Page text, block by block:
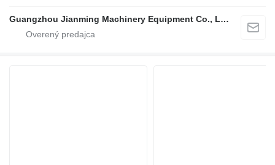
Guangzhou Jianming Machinery Equipment Co., Ltd.